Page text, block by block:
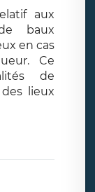
aux
baux
en cas
Ce
de
lieux